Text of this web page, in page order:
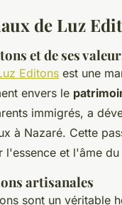
de Luz
et de ses
Editons est une
envers le
immigrés, a
à Nazaré. Cette
l'essence et l'âme du
artisanales
sont un véritable